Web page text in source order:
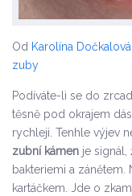
Od Karolína Dočkalová
zuby
Podíváte-li se do
těsně pod okrajem
rychleji. Tenhle výjev
zubní kámen je signál,
bakteriemi a
kartáčkem. Jde o